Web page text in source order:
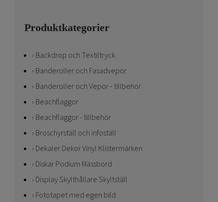
Produktkategorier
Backdrop och Textiltryck
Banderoller och Fasadvepor
Banderoller och Vepor - tillbehör
Beachflaggor
Beachflaggor - tillbehör
Broschyrställ och infoställ
Dekaler Dekor Vinyl Klistermärken
Diskar Podium Mässbord
Display Skylthållare Skyltställ
Fototapet med egen bild